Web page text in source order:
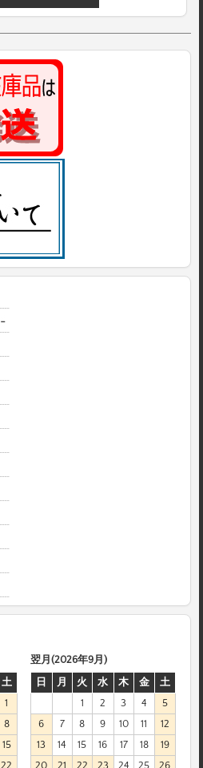
土
1
8
15
翌月(2026年9月)
日
月 火 水 木 金
土
1
2 3 4
5
6
7 8 9 10 11
12
13
14 15 16 17 18
19